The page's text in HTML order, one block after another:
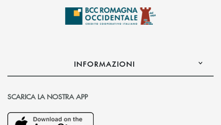
INFORMAZIONI
SCARICA LA NOSTRA APP